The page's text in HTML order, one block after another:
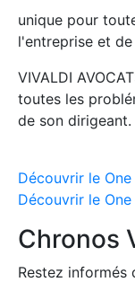
unique pour
l'entreprise et
VIVALDI
toutes les
de son dirigeant.
Découvrir le
Découvrir le
Chronos
Restez